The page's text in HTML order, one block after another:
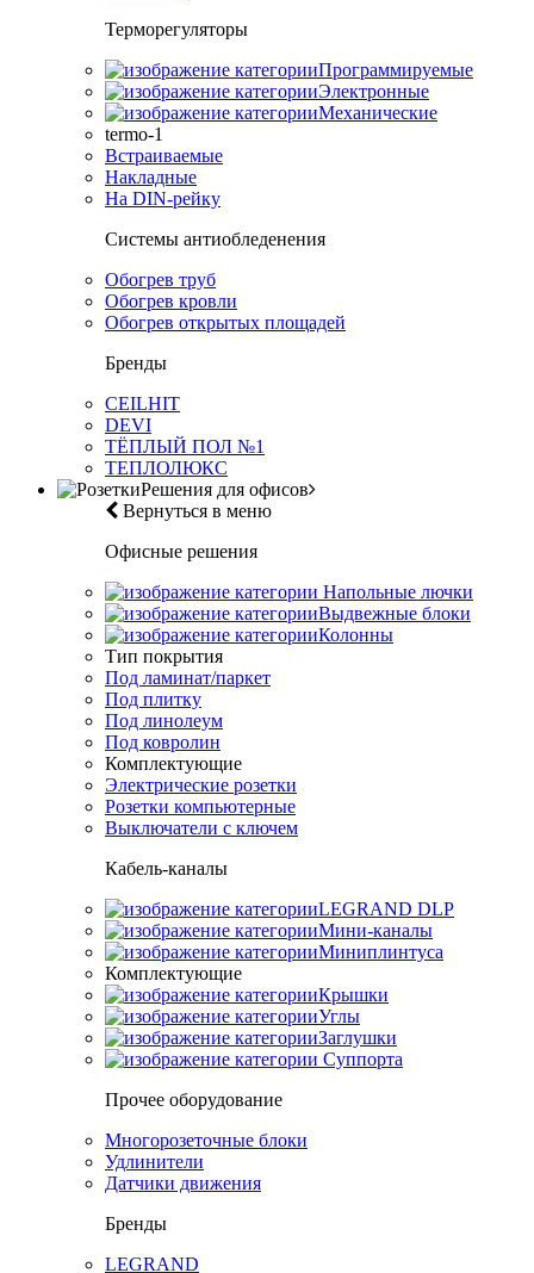
Терморегуляторы
Программируемые
Электронные
Механические
termo-1
Встраиваемые
Накладные
На DIN-рейку
Системы антиобледенения
Обогрев труб
Обогрев кровли
Обогрев открытых площадей
Бренды
CEILHIT
DEVI
ТЁПЛЫЙ ПОЛ №1
ТЕПЛОЛЮКС
Решения для офисов
Вернуться в меню
Офисные решения
Напольные лючки
Выдвежные блоки
Колонны
Тип покрытия
Под ламинат/паркет
Под плитку
Под линолеум
Под ковролин
Комплектующие
Электрические розетки
Розетки компьютерные
Выключатели с ключем
Кабель-каналы
LEGRAND DLP
Мини-каналы
Миниплинтуса
Комплектующие
Крышки
Углы
Заглушки
Суппорта
Прочее оборудование
Многорозеточные блоки
Удлинители
Датчики движения
Бренды
LEGRAND